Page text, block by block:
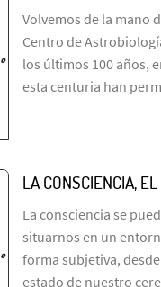
Volvemos de la mano
Centro de
los últimos 100 años,
esta centuria han
LA CONSCIENCIA,
La consciencia se
situarnos en un
forma subjetiva,
estado de nuestro